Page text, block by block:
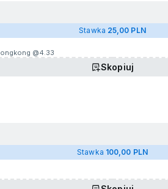
Stawka 25,00 PLN
@4.33
Skopiuj
Stawka 100,00 PLN